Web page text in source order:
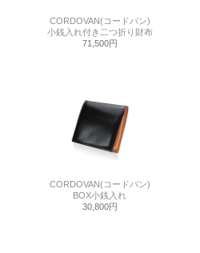
CORDOVAN(コードバン)
小銭入れ付き二つ折り財布
71,500円
CORDOVAN(コードバン)
BOX小銭入れ
30,800円